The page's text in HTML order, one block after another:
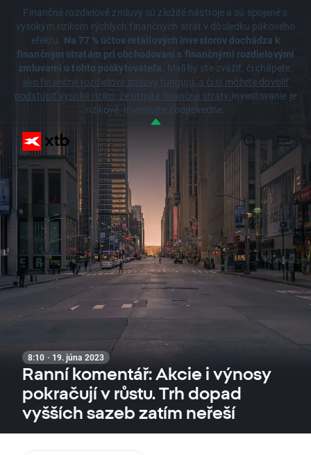
Finančné rozdielové zmluvy sú zložité nástroje a sú spojené s
vysokým rizikom rýchlych finančných strát v dôsledku pákového
efektu. Na 77 % účtov retailových investorov dochádza k
finančným stratám pri obchodovaní s finančnými rozdielovými
zmluvami u tohto poskytovateľa. Mali by ste zvážiť, či chápete,
ako finančné rozdielové zmluvy fungujú, a či si môžete dovoliť
podstúpiť vysoké riziko, že utrpíte finančné straty.Investovanie je
rizikové. Investujte zodpovedne.
8:10 · 19. júna 2023
Ranní komentář: Akcie i výnosy
pokračují v růstu. Trh dopad
vyšších sazeb zatím neřeší